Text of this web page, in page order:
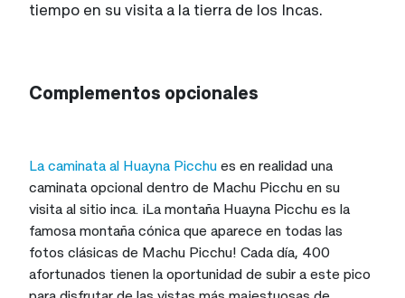
tiempo en su visita a la tierra de los Incas.
Complementos opcionales
La caminata al Huayna Picchu es en realidad una
caminata opcional dentro de Machu Picchu en su
visita al sitio inca. ¡La montaña Huayna Picchu es la
famosa montaña cónica que aparece en todas las
fotos clásicas de Machu Picchu! Cada día, 400
afortunados tienen la oportunidad de subir a este pico